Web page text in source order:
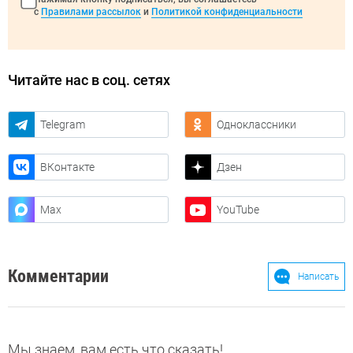
с Правилами рассылок и Политикой конфиденциальности
Читайте нас в соц. сетях
Telegram Одноклассники
ВКонтакте Дзен
Max YouTube
Комментарии Написать
Мы знаем, вам есть что сказать!